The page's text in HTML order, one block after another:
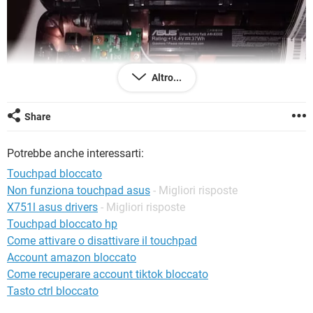
TIKTOK FACEBOOK
HARDWARE
Altro...
Share
Potrebbe anche interessarti:
Touchpad bloccato
Non funziona touchpad asus - Migliori risposte
X751l asus drivers - Migliori risposte
Touchpad bloccato hp
Come attivare o disattivare il touchpad
Account amazon bloccato
Come recuperare account tiktok bloccato
Tasto ctrl bloccato